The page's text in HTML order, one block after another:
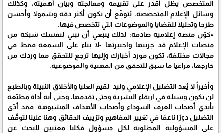
المتخصص يظل أقدر على تقييمه ومعالجته وبيان أهميته، وكذلك
وسائل الإعلام المتخصصة، يُتوقّع أن تكون أكثر دقة وشمولا وأحسن
طرحا وتحليلا للقضايا والموضوعات التي تتخصص فيها.
•كوّن منصة إعلامية صادقة: لذلك ينبغي أن تبني لنفسك شبكة من
منصات الإعلام قد جربتها واختبرتها -لا بناء على السمعة فقط في
مجالات مختلفة، تكون مورد أخبارك وإليها ترجع للتحقق مما وردك من
خارجها، مراعيا ما سبق للتحقق من المهنية والموضوعية.
وأخيراً لا يُعد التضليل الإعلامي وليد القيم العليا والأخلاق النبيلة وبالطبع
لن يكون وسيلة في ارتقاء البشرية وحتى تقدمها، وحتى أنه أداة مطيّعة
بأيدي أصحاب الغرف السوداء وأصحاب الأهداف المشبوهة، فقد أدّى
التضليل دورًا ناعمًا في تغيير المفاهيم وتزييف الحقائق وهنا علينا لتوقّف
على المسؤولية المطلوبة لكل مسؤول فكلنا معنيين للبحث عن